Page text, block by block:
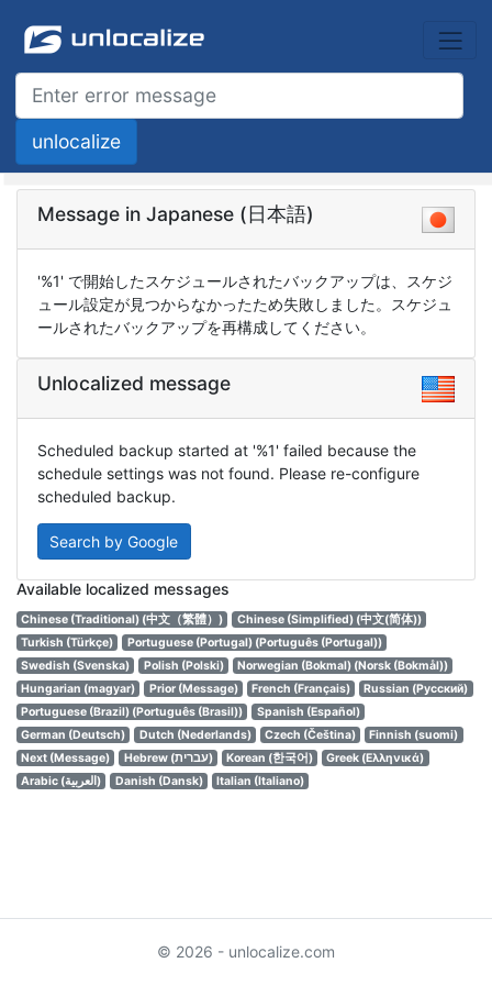
Message in Japanese (日本語)
'%1' で開始したスケジュールされたバックアップは、スケジ
ュール設定が見つからなかったため失敗しました。スケジュ
ールされたバックアップを再構成してください。
Unlocalized message
Scheduled backup started at '%1' failed because the
schedule settings was not found. Please re-configure
scheduled backup.
Search by Google
Available localized messages
Chinese (Traditional) (中文（繁體）)
Chinese (Simplified) (中文(简体))
Turkish (Türkçe)
Portuguese (Portugal) (Português (Portugal))
Swedish (Svenska)
Polish (Polski)
Norwegian (Bokmal) (Norsk (Bokmål))
Hungarian (magyar)
Prior (Message) French (Français)
Russian (Русский)
Portuguese (Brazil) (Português (Brasil))
Spanish (Español)
German (Deutsch)
Dutch (Nederlands) Czech (Čeština)
Finnish (suomi)
Next (Message)
Hebrew (עברית) Korean (한국어)
Greek (Ελληνικά)
Arabic (العربية)
Danish (Dansk) Italian (Italiano)
© 2026 - unlocalize.com